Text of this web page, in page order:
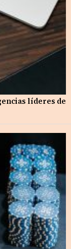
líderes de